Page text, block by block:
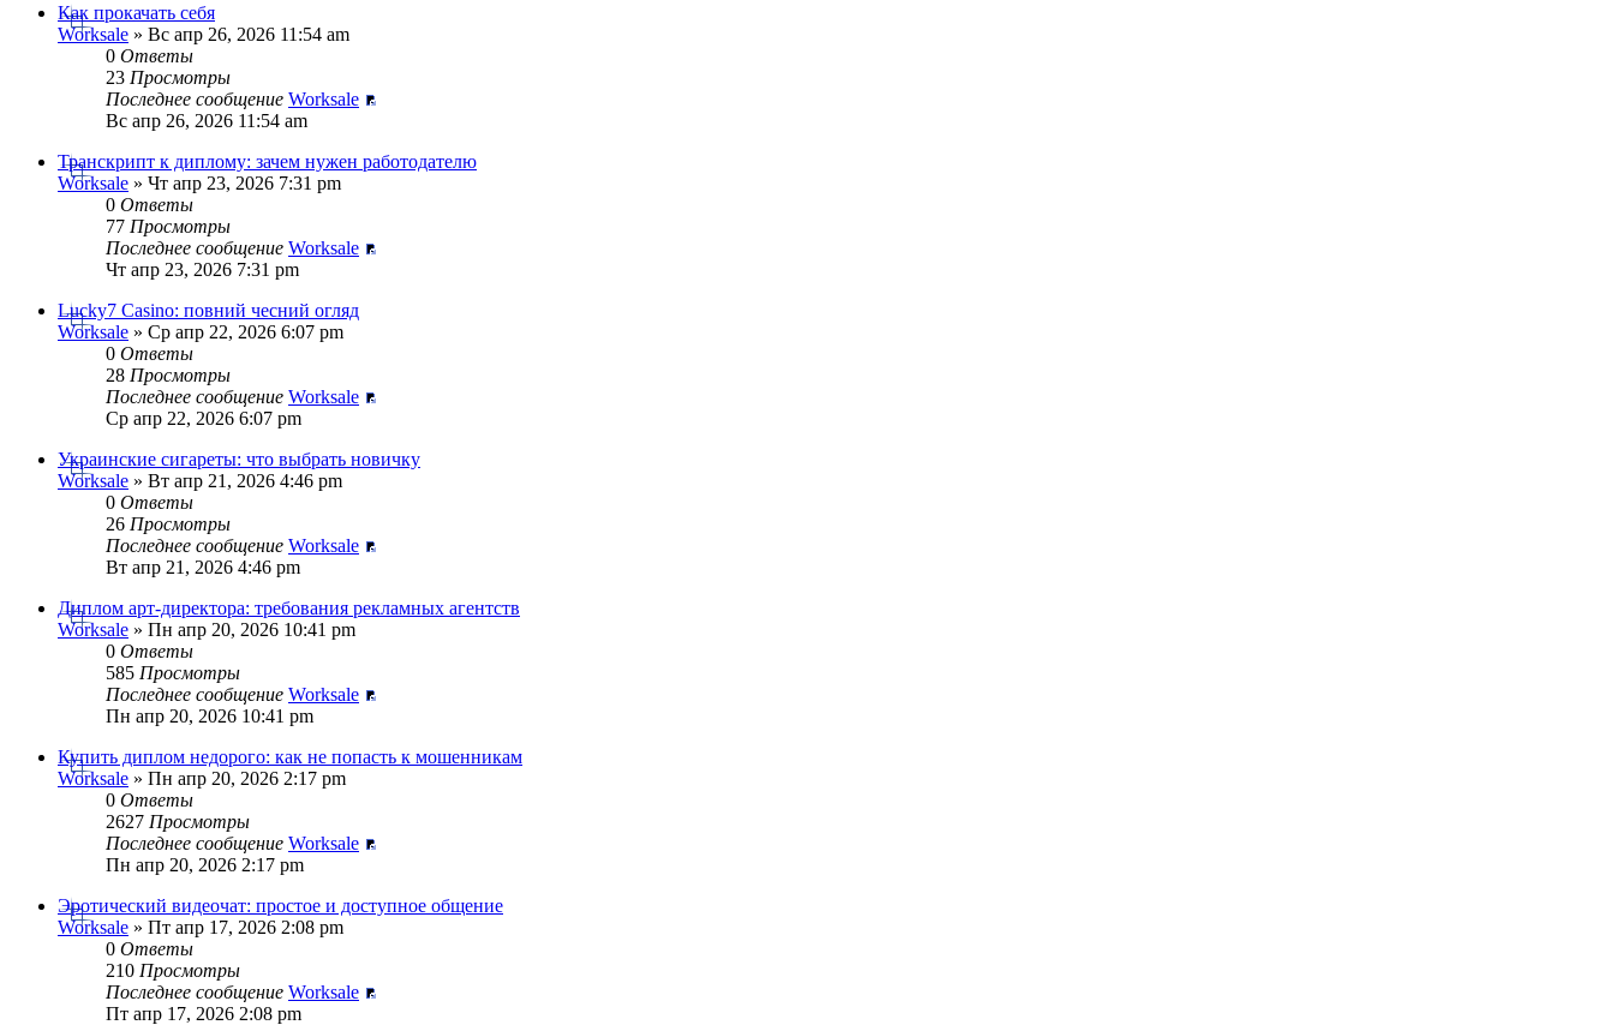
Как прокачать себя
Worksale » Вс апр 26, 2026 11:54 am
0 Ответы
23 Просмотры
Последнее сообщение Worksale
Вс апр 26, 2026 11:54 am
Транскрипт к диплому: зачем нужен работодателю
Worksale » Чт апр 23, 2026 7:31 pm
0 Ответы
77 Просмотры
Последнее сообщение Worksale
Чт апр 23, 2026 7:31 pm
Lucky7 Casino: повний чесний огляд
Worksale » Ср апр 22, 2026 6:07 pm
0 Ответы
28 Просмотры
Последнее сообщение Worksale
Ср апр 22, 2026 6:07 pm
Украинские сигареты: что выбрать новичку
Worksale » Вт апр 21, 2026 4:46 pm
0 Ответы
26 Просмотры
Последнее сообщение Worksale
Вт апр 21, 2026 4:46 pm
Диплом арт-директора: требования рекламных агентств
Worksale » Пн апр 20, 2026 10:41 pm
0 Ответы
585 Просмотры
Последнее сообщение Worksale
Пн апр 20, 2026 10:41 pm
Купить диплом недорого: как не попасть к мошенникам
Worksale » Пн апр 20, 2026 2:17 pm
0 Ответы
2627 Просмотры
Последнее сообщение Worksale
Пн апр 20, 2026 2:17 pm
Эротический видеочат: простое и доступное общение
Worksale » Пт апр 17, 2026 2:08 pm
0 Ответы
210 Просмотры
Последнее сообщение Worksale
Пт апр 17, 2026 2:08 pm